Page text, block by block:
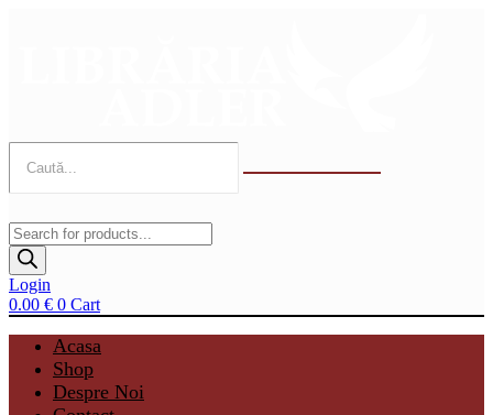
Products
search
Login
0.00 € 0 Cart
Acasa
Shop
Despre Noi